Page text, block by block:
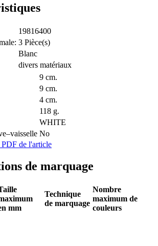
19816400
3 Pièce(s)
Blanc
divers matériaux
9 cm.
9 cm.
4 cm.
118 g.
WHITE
No
de l'article
de marquage
mm
Technique
de marquage
Nombre
maximum de
couleurs